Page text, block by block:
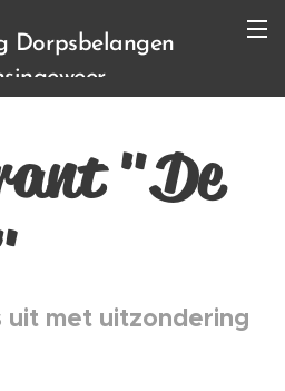
Dorpsbelangen
"De
uit met uitzondering